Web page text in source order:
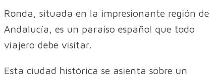
Ronda, situada en la impresionante región de
Andalucía, es un paraíso español que todo
viajero debe visitar.
Esta ciudad histórica se asienta sobre un